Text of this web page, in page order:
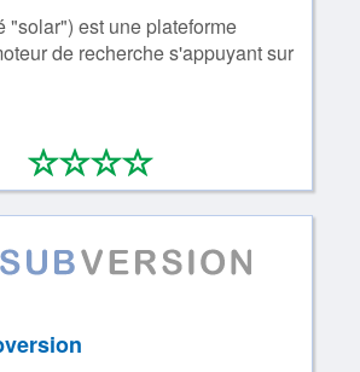
"solar") est une plateforme
de recherche s'appuyant sur
****
0/4